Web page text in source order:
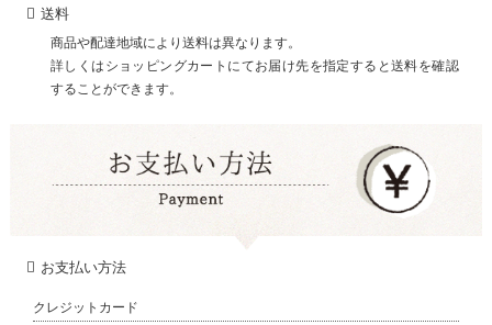
送料
商品や配達地域により送料は異なります。
詳しくはショッピングカートにてお届け先を指定すると送料を確認
することができます。
お支払い方法
クレジットカード